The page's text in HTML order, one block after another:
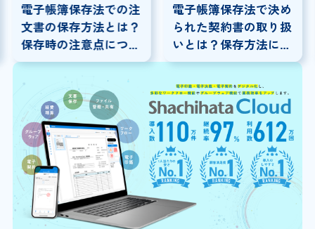
電子帳簿保存法で決め
られた契約書の取り扱
いとは？保存方法につ
いて解説
電子帳簿保存法で定め
られた保存期間とは？
保存の方法についても
解説